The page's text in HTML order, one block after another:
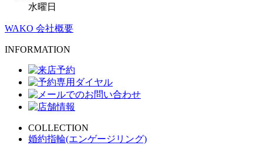
水曜日
WAKO 会社概要
INFORMATION
COLLECTION
婚約指輪(エンゲージリング)